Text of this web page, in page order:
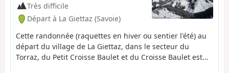
Très difficile
Départ à La Giettaz (Savoie)
Cette randonnée (raquettes en hiver ou sentier l'été) au
départ du village de La Giettaz, dans le secteur du
Torraz, du Petit Croisse Baulet et du Croisse Baulet est